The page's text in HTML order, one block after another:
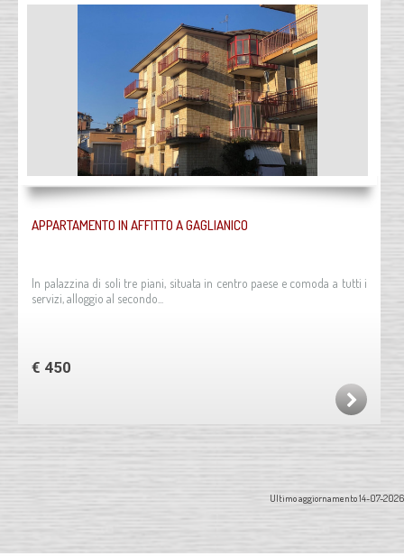
APPARTAMENTO IN AFFITTO A GAGLIANICO
In palazzina di soli tre piani, situata in centro paese e comoda a tutti i
servizi, alloggio al secondo...
€ 450
Ultimo aggiornamento 14-07-2026